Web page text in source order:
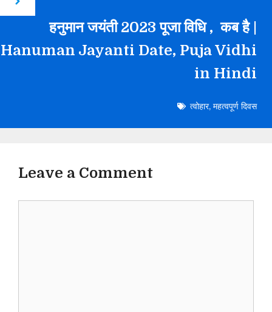
हनुमान जयंती 2023 पूजा विधि , कब है |
Hanuman Jayanti Date, Puja Vidhi
in Hindi
त्वोहार, महत्वपूर्ण दिवस
Leave a Comment